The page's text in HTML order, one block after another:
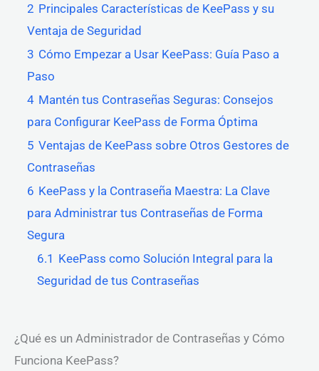
2 Principales Características de KeePass y su
Ventaja de Seguridad
3 Cómo Empezar a Usar KeePass: Guía Paso a
Paso
4 Mantén tus Contraseñas Seguras: Consejos
para Configurar KeePass de Forma Óptima
5 Ventajas de KeePass sobre Otros Gestores de
Contraseñas
6 KeePass y la Contraseña Maestra: La Clave
para Administrar tus Contraseñas de Forma
Segura
6.1 KeePass como Solución Integral para la
Seguridad de tus Contraseñas
¿Qué es un Administrador de Contraseñas y Cómo
Funciona KeePass?